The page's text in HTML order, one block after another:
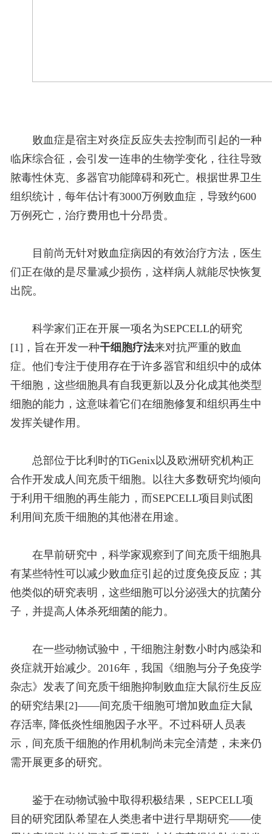
败血症是宿主对炎症反应失去控制而引起的一种
临床综合征，会引发一连串的生物学变化，往往导致
脓毒性休克、多器官功能障碍和死亡。根据世界卫生
组织统计，每年估计有3000万例败血症，导致约600
万例死亡，治疗费用也十分昂贵。
目前尚无针对败血症病因的有效治疗方法，医生
们正在做的是尽量减少损伤，这样病人就能尽快恢复
出院。
科学家们正在开展一项名为SEPCELL的研究
[1]，旨在开发一种干细胞疗法来对抗严重的败血
症。他们专注于使用存在于许多器官和组织中的成体
干细胞，这些细胞具有自我更新以及分化成其他类型
细胞的能力，这意味着它们在细胞修复和组织再生中
发挥关键作用。
总部位于比利时的TiGenix以及欧洲研究机构正
合作开发成人间充质干细胞。以往大多数研究均倾向
于利用干细胞的再生能力，而SEPCELL项目则试图
利用间充质干细胞的其他潜在用途。
在早前研究中，科学家观察到了间充质干细胞具
有某些特性可以减少败血症引起的过度免疫反应；其
他类似的研究表明，这些细胞可以分泌强大的抗菌分
子，并提高人体杀死细菌的能力。
在一些动物试验中，干细胞注射数小时内感染和
炎症就开始减少。2016年，我国《细胞与分子免疫学
杂志》发表了间充质干细胞抑制败血症大鼠衍生反应
的研究结果[2]——间充质干细胞可增加败血症大鼠
存活率, 降低炎性细胞因子水平。不过科研人员表
示，间充质干细胞的作用机制尚未完全清楚，未来仍
需开展更多的研究。
鉴于在动物试验中取得积极结果，SEPCELL项
目的研究团队希望在人类患者中进行早期研究——使